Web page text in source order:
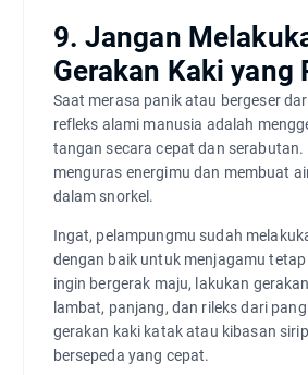
9. Jangan
Gerakan Kaki yang
Saat merasa panik atau bergeser
refleks alami manusia adalah
tangan secara cepat dan serabutan.
menguras energimu dan membuat
dalam snorkel.
Ingat, pelampungmu sudah
dengan baik untuk menjagamu
ingin bergerak maju, lakukan
lambat, panjang, dan rileks dari
gerakan kaki katak atau kibasan
bersepeda yang cepat.